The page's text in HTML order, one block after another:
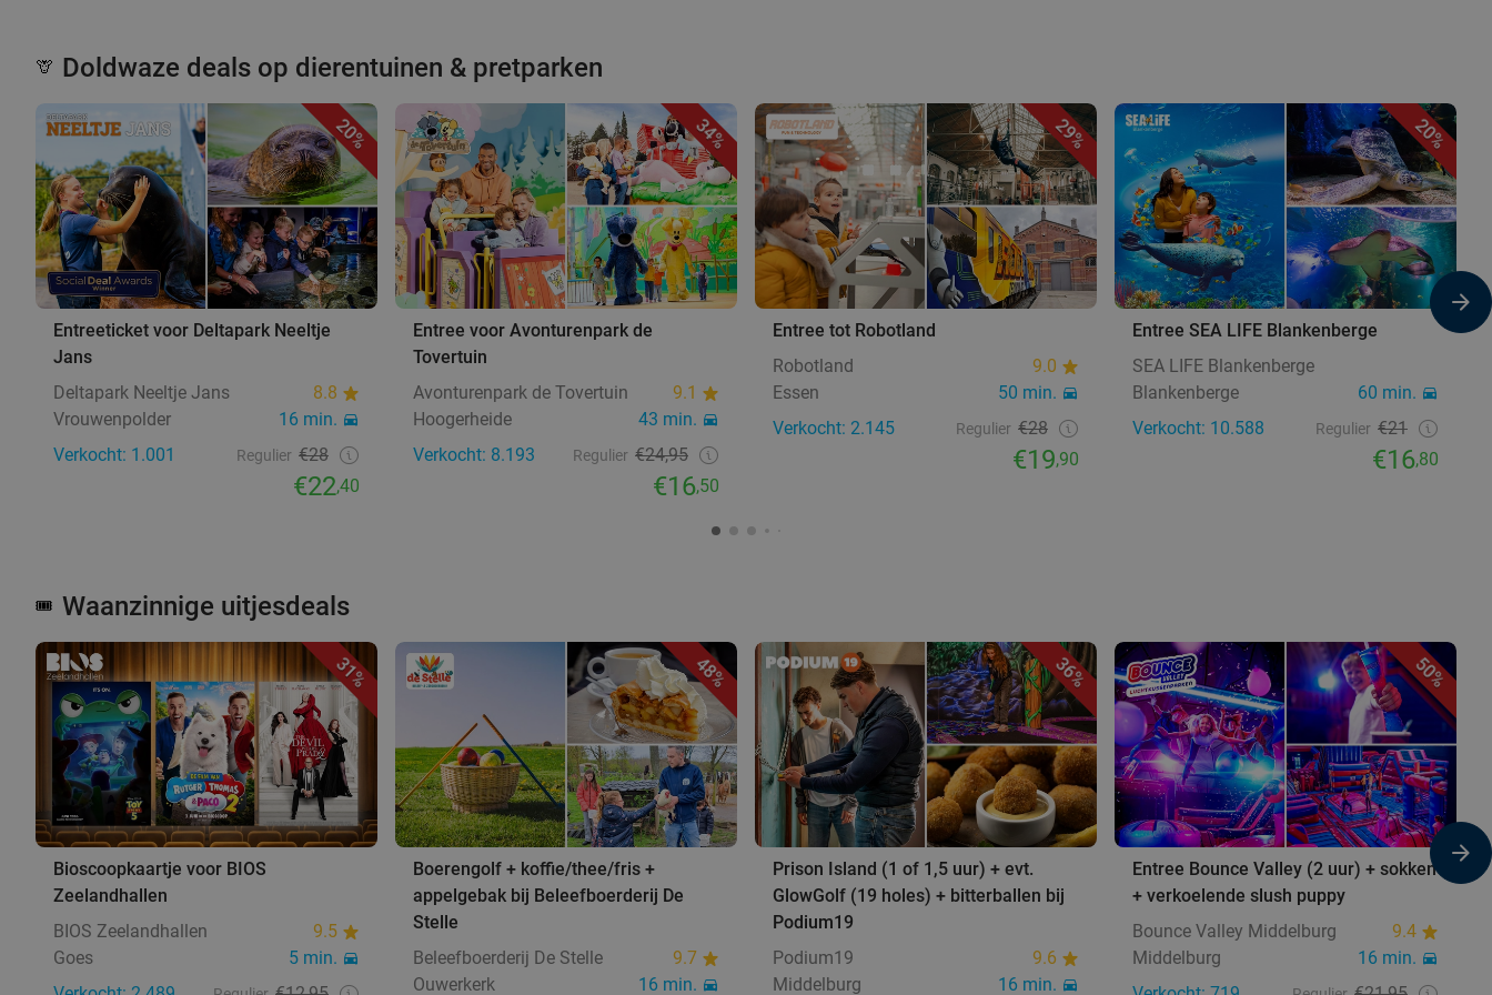
🦒 Doldwaze deals op dierentuinen & pretparken
20%
Entreeticket voor Deltapark Neeltje
Jans
Deltapark Neeltje Jans
8.8
Vrouwenpolder
16 min.
Verkocht: 1.001
Regulier €28
€22,40
34%
Entree voor Avonturenpark de
Tovertuin
Avonturenpark de Tovertuin
9.1
Hoogerheide
43 min.
Verkocht: 8.193
Regulier €24,95
€16,50
29%
Entree tot Robotland
Robotland
9.0
Essen
50 min.
Verkocht: 2.145
Regulier €28
€19,90
20%
Entree SEA LIFE Blankenberge
SEA LIFE Blankenberge
Blankenberge
60 min.
Verkocht: 10.588
Regulier €21
€16,80
🎟️ Waanzinnige uitjesdeals
31%
Bioscoopkaartje voor BIOS
Zeelandhallen
BIOS Zeelandhallen
9.5
Goes
5 min.
48%
Boerengolf + koffie/thee/fris +
appelgebak bij Beleefboerderij De
Stelle
Beleefboerderij De Stelle
9.7
Ouwerkerk
16 min.
36%
Prison Island (1 of 1,5 uur) + evt.
GlowGolf (19 holes) + bitterballen bij
Podium19
Podium19
9.6
Middelburg
16 min.
50%
Entree Bounce Valley (2 uur) + sokken
+ verkoelende slush puppy
Bounce Valley Middelburg
9.4
Middelburg
16 min.